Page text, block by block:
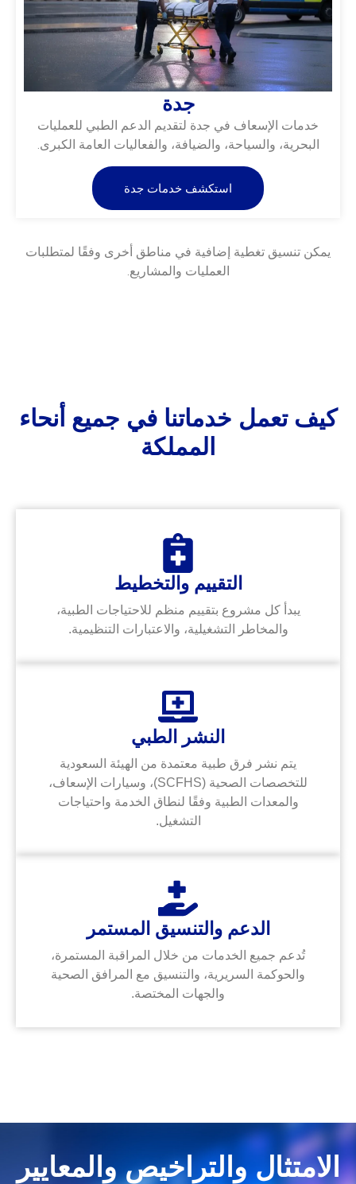
جدة
خدمات الإسعاف في جدة لتقديم الدعم الطبي للعمليات
البحرية، والسياحة، والضيافة، والفعاليات العامة الكبرى.
استكشف خدمات جدة
يمكن تنسيق تغطية إضافية في مناطق أخرى وفقًا لمتطلبات
العمليات والمشاريع.
كيف تعمل خدماتنا في جميع أنحاء
المملكة
التقييم والتخطيط
يبدأ كل مشروع بتقييم منظم للاحتياجات الطبية،
والمخاطر التشغيلية، والاعتبارات التنظيمية.
النشر الطبي
يتم نشر فرق طبية معتمدة من الهيئة السعودية
للتخصصات الصحية (SCFHS)، وسيارات الإسعاف،
والمعدات الطبية وفقًا لنطاق الخدمة واحتياجات
التشغيل.
الدعم والتنسيق المستمر
تُدعم جميع الخدمات من خلال المراقبة المستمرة،
والحوكمة السريرية، والتنسيق مع المرافق الصحية
والجهات المختصة.
الامتثال والتراخيص والمعايير